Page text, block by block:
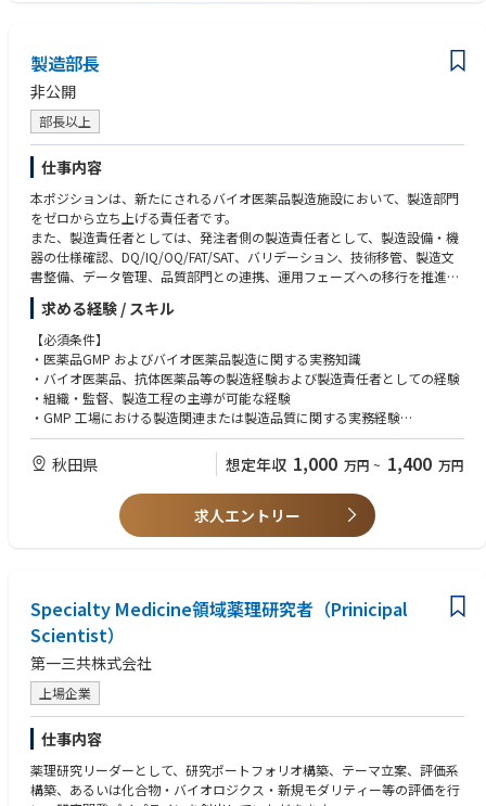
・新工場、新試運転室、または新規試験設備立上げの経験
・試験法移管、分析法バリデーション、分析技術レポリケーションの経験
・PMDA、FDA などの他国規制当局による GMP に関する試験対応の経験
・理化学試験、生化学試験、微生物試験、無菌試験、エンドトキシン試
験、環境モニタリング等に関する知見または実務経験
・外部委託試験機関の選定、管理、監査経験
・LIMS、電子記録、試験データ管理、CSV、データインテグリティに関す
る知識または実務経験
・英語による技術文書・品質文書の読解、海外技術パートナーとのコミュ
ニケーション経験
・海外パートナーとの品質管理・技術移管プロジェクト経験
製造部長
非公開
部長以上
仕事内容
本ポジションは、新たにされるバイオ医薬品製造施設において、製造部門
をゼロから立ち上げる責任者です。
また、製造責任者としては、発注者側の製造責任者として、製造設備・機
器の仕様確認、DQ/IQ/OQ/FAT/SAT、バリデーション、技術移管、製造文
書整備、データ管理、品質部門との連携、運用フェーズへの移行を推進し
ていく役割です。
求める経験 / スキル
【必須条件】
・医薬品GMP およびバイオ医薬品製造に関する実務知識
・バイオ医薬品、抗体医薬品等の製造経験および製造責任者としての経験
・組織・監督、製造工程の主導が可能な経験
・GMP 工場における製造関連または製造品質に関する実務経験
・製造設備・機器、製造プロセス、製造文書、バリデーションに関する基
本的な理解
・複数の社外関係者（設計会社、施工会社、設備ベンダー、コンサルタン
ト、技術供与等）との調整・折衝が可能な経験
・製造部門または製造関連チームにおけるピープルマネジメント経験
・現場で発生する課題を整理し、関係者を巻き込みがが解決に導く能力
・技術移管、プロセスパラメータ設計、洗浄バリデーション、CSV 等に関
する知識または実務経験
・PMDA、FDA などの他国規制当局により GMP 案査における製造現場対応
の経験
・製造データ管理、電子記録、MES 等の製造関連システムに関する知識
・英語による技術文書の読解、海外技術パートナーとのコミュニケーショ
ン経験
・海外パートナーとの製造・技術移管プロジェクト経験
秋田県 想定年収 1,000 万円 ~ 1,400 万円
求人エントリー
Specialty Medicine領域薬理研究者（Prinicipal
Scientist）
第一三共株式会社
上場企業
仕事内容
薬理研究リーダーとして、研究ポートフォリオ構築、テーマ立案、評価系
構築、あるいは化合物・バイオロジクス・新規モダリティー等の評価を行